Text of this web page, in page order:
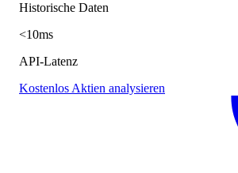
Historische Daten
<10ms
API-Latenz
Kostenlos Aktien analysieren